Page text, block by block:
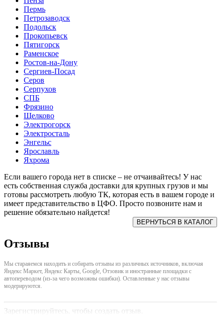
Пермь
Петрозаводск
Подольск
Прокопьевск
Пятигорск
Раменское
Ростов-на-Дону
Сергиев-Посад
Серов
Серпухов
СПБ
Фрязино
Щелково
Электрогорск
Электросталь
Энгельс
Ярославль
Яхрома
Если вашего города нет в списке – не отчаивайтесь! У нас
есть собственная служба доставки для крупных грузов и мы
готовы рассмотреть любую ТК, которая есть в вашем городе и
имеет представительство в ЦФО. Просто позвоните нам и
решение обязательно найдется!
Отзывы
Мы стараяемся находить и собирать отзывы из различных источников, включая
Яндекс Маркет, Яндекс Карты, Google, Отзовик и иностранные площадки с
автопереводом (из-за чего возможны ошибки). Оставленные у нас отзывы
модерируются.
Зарегистрируйтесь, чтобы создать отзыв.